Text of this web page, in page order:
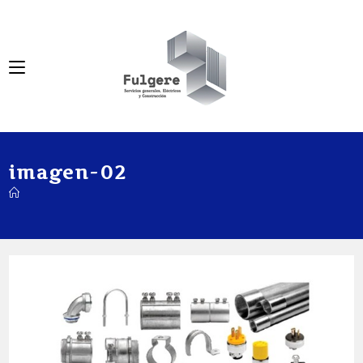
imagen-02